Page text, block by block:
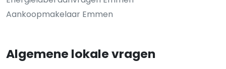
Aankoopmakelaar Emmen
Algemene lokale vragen